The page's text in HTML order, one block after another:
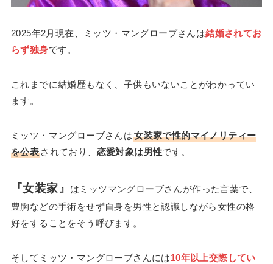
2025年2月現在、ミッツ・マングローブさんは結婚されてお
らず独身です。
これまでに結婚歴もなく、子供もいないことがわかってい
ます。
ミッツ・マングローブさんは女装家で性的マイノリティー
を公表 されており、 恋愛対象は男性です。
『女装家』
はミッツマングローブさんが作った言葉で、
豊胸などの手術をせず自身を男性と認識しながら女性の格
好をすることをそう呼びます。
そしてミッツ・マングローブさんには10年以上交際してい